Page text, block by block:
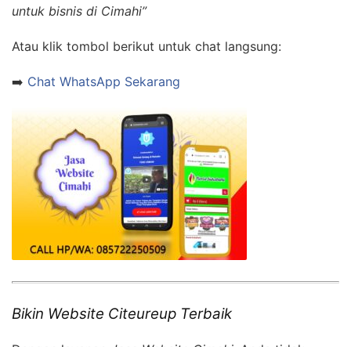
untuk bisnis di Cimahi”
Atau klik tombol berikut untuk chat langsung:
➡️ Chat WhatsApp Sekarang
Bikin Website Citeureup Terbaik